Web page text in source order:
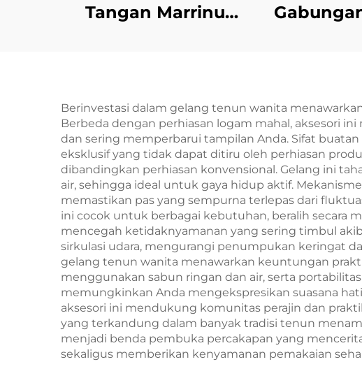
Tangan Marrinu
Berinvestasi dalam gelang tenun wanita
Berbeda dengan perhiasan logam mahal, aksesori
dan sering memperbarui tampilan Anda. Sifat
eksklusif yang tidak dapat ditiru oleh perhiasan
dibandingkan perhiasan konvensional. Gelang ini
air, sehingga ideal untuk gaya hidup aktif.
memastikan pas yang sempurna terlepas dari
ini cocok untuk berbagai kebutuhan, beralih secara
mencegah ketidaknyamanan yang sering timbul
sirkulasi udara, mengurangi penumpukan keringat
gelang tenun wanita menawarkan keuntungan
menggunakan sabun ringan dan air, serta
memungkinkan Anda mengekspresikan suasana
aksesori ini mendukung komunitas perajin dan
yang terkandung dalam banyak tradisi tenun
menjadi benda pembuka percakapan yang
sekaligus memberikan kenyamanan pemakaian